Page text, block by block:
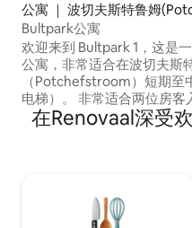
公寓 ｜ 波切夫斯特鲁姆
room)
Bultpark公寓
欢迎来到 Bultpark 1，这是
公寓，非常适合在波切夫斯
（Potchefstroom）短期至
电梯）。 非常适合两位房客
房和起居区、独立卧室、卫
台。 厨房设备齐全，配备炉
Hospital），距离西北大学
University）和热门的布尔
在Renovaal深受